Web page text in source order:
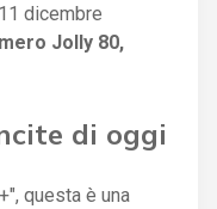
dicembre
Jolly 80,
di oggi
questa è una